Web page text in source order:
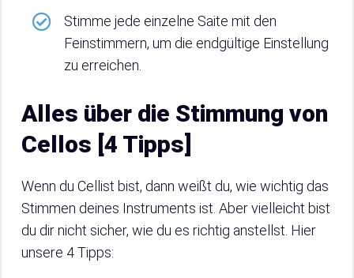
Stimme jede einzelne Saite mit den
Feinstimmern, um die endgültige Einstellung
zu erreichen.
Alles über die Stimmung von
Cellos [4 Tipps]
Wenn du Cellist bist, dann weißt du, wie wichtig das
Stimmen deines Instruments ist. Aber vielleicht bist
du dir nicht sicher, wie du es richtig anstellst. Hier
unsere 4 Tipps: